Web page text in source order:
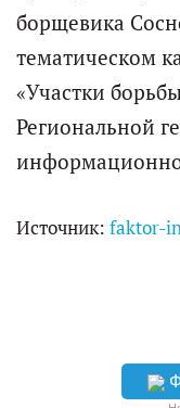
борщевика
тематическом
«Участки
Региональной
Источник: faktor-